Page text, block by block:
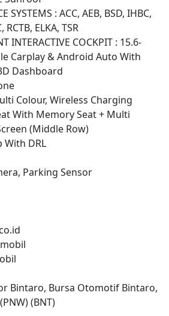
SYSTEMS : ACC, AEB, BSD, IHBC,
RCTB, ELKA, TSR
INTERACTIVE COCKPIT : 15.6-
Carplay & Android Auto With
Dashboard
Colour, Wireless Charging
With Memory Seat + Multi
(Middle Row)
With DRL
Parking Sensor
Bintaro, Bursa Otomotif Bintaro,
(BNT)